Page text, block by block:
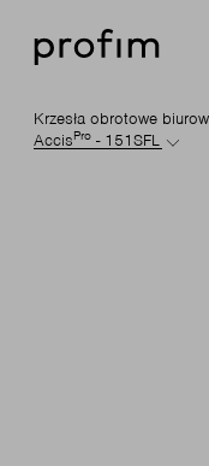
Krzesła obrotowe
AccisPro - 151SFL